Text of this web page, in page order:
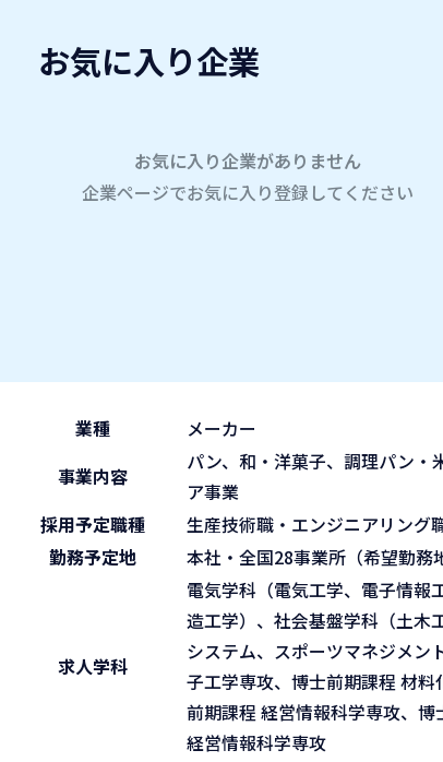
学内企業研究会2026
company
業種
メーカー
事業内容
パン、和・洋菓子、調理パン・
ア事業
採用予定職種
生産技術職・エンジニアリング
勤務予定地
本社・全国28事業所（希望勤務
求人学科
電気学科（電気工学、電子情報
造工学）、社会基盤学科（土木
システム、スポーツマネジメン
子工学専攻、博士前期課程 材
前期課程 経営情報科学専攻、
経営情報科学専攻
お気に入り企業
お気に入り企業がありません
企業ページでお気に入り登録してください